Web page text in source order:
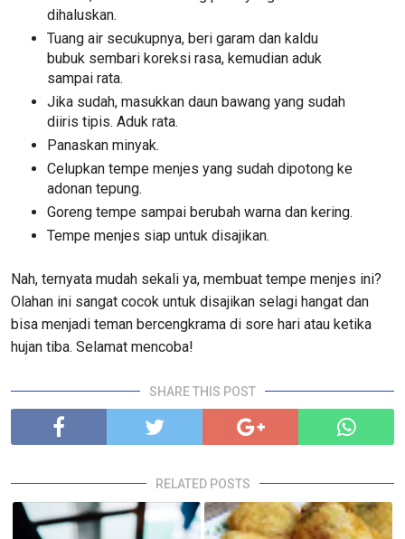
dihaluskan.
Tuang air secukupnya, beri garam dan kaldu
bubuk sembari koreksi rasa, kemudian aduk
sampai rata.
Jika sudah, masukkan daun bawang yang sudah
diiris tipis. Aduk rata.
Panaskan minyak.
Celupkan tempe menjes yang sudah dipotong ke
adonan tepung.
Goreng tempe sampai berubah warna dan kering.
Tempe menjes siap untuk disajikan.
Nah, ternyata mudah sekali ya, membuat tempe menjes ini?
Olahan ini sangat cocok untuk disajikan selagi hangat dan
bisa menjadi teman bercengkrama di sore hari atau ketika
hujan tiba. Selamat mencoba!
SHARE THIS POST
RELATED POSTS